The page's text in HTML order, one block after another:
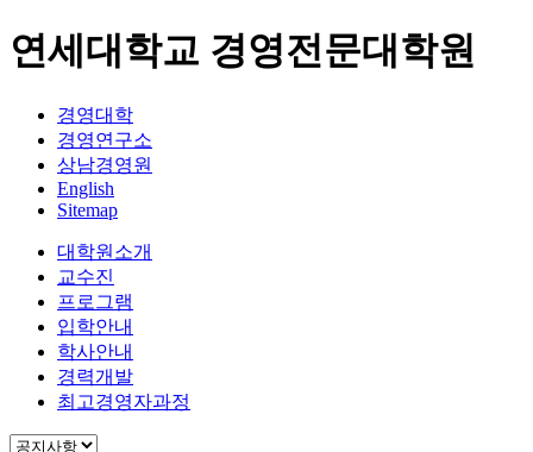
연세대학교 경영전문대학원
경영대학
경영연구소
상남경영원
English
Sitemap
대학원소개
교수진
프로그램
입학안내
학사안내
경력개발
최고경영자과정